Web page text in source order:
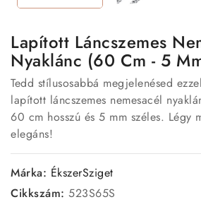
Lapított Láncszemes
Nyaklánc (60 Cm - 5
Tedd stílusosabbá megjelenésed
lapított láncszemes nemesacél
60 cm hosszú és 5 mm széles. Légy
elegáns!
Márka: ÉkszerSziget
Cikkszám: 523S65S